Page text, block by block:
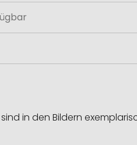
in den Bildern